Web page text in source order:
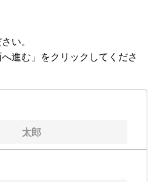
い。
進む」をクリックしてくださ